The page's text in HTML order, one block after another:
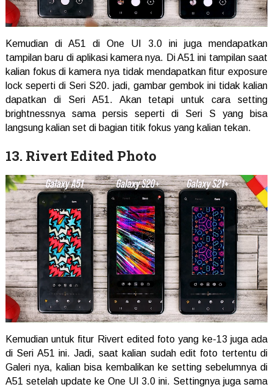
Kemudian di A51 di One UI 3.0 ini juga mendapatkan
tampilan baru di aplikasi kamera nya. Di A51 ini tampilan saat
kalian fokus di kamera nya tidak mendapatkan fitur exposure
lock seperti di Seri S20. jadi, gambar gembok ini tidak kalian
dapatkan di Seri A51. Akan tetapi untuk cara setting
brightnessnya sama persis seperti di Seri S yang bisa
langsung kalian set di bagian titik fokus yang kalian tekan.
13. Rivert Edited Photo
Kemudian untuk fitur Rivert edited foto yang ke-13 juga ada
di Seri A51 ini. Jadi, saat kalian sudah edit foto tertentu di
Galeri nya, kalian bisa kembalikan ke setting sebelumnya di
A51 setelah update ke One UI 3.0 ini. Settingnya juga sama